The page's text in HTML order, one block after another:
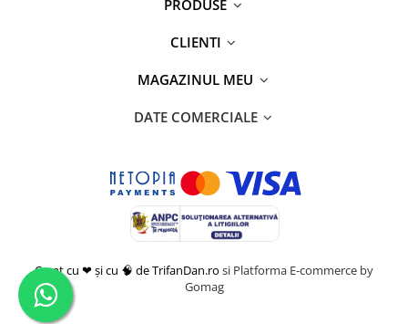
PRODUSE
CLIENTI
MAGAZINUL MEU
DATE COMERCIALE
Creat cu ❤ și cu 🧠 de TrifanDan.ro si Platforma E-commerce by
Gomag